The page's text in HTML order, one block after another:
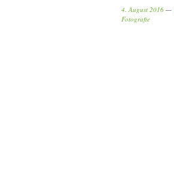
4. August 2016
Fotografie